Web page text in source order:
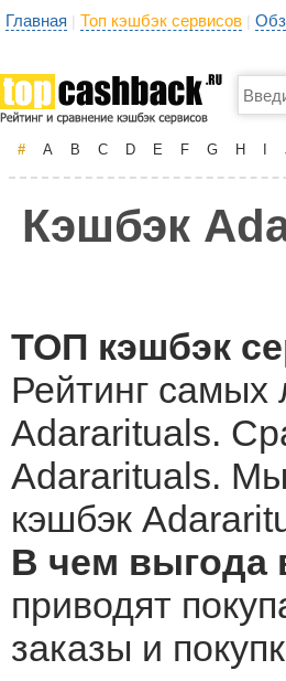
Главная | Топ кэшбэк сервисов |
# A B C D E F G H
Кэшбэк
ТОП кэшбэк
Рейтинг самых
Adararituals.
Adararituals.
кэшбэк
В чем выгода
приводят
заказы и